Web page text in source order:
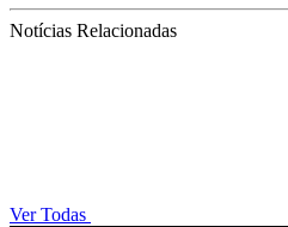
Notícias Relacionadas
Ver Todas